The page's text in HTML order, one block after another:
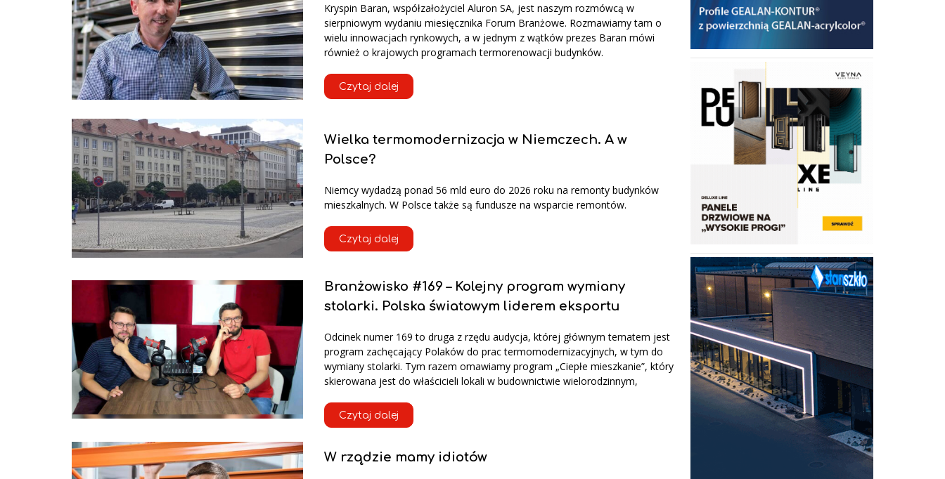
Kryspin Baran, współzałożyciel Aluron SA, jest naszym rozmówcą w
sierpniowym wydaniu miesięcznika Forum Branżowe. Rozmawiamy tam o
wielu innowacjach rynkowych, a w jednym z wątków prezes Baran mówi
również o krajowych programach termorenowacji budynków.
Czytaj dalej
Wielka termomodernizacja w Niemczech. A w
Polsce?
Niemcy wydadzą ponad 56 mld euro do 2026 roku na remonty budynków
mieszkalnych. W Polsce także są fundusze na wsparcie remontów.
Czytaj dalej
Branżowisko #169 – Kolejny program wymiany
stolarki. Polska światowym liderem eksportu
Odcinek numer 169 to druga z rzędu audycja, której głównym tematem jest
program zachęcający Polaków do prac termomodernizacyjnych, w tym do
wymiany stolarki. Tym razem omawiamy program „Ciepłe mieszkanie”, który
skierowana jest do właścicieli lokali w budownictwie wielorodzinnym,
Czytaj dalej
W rządzie mamy idiotów